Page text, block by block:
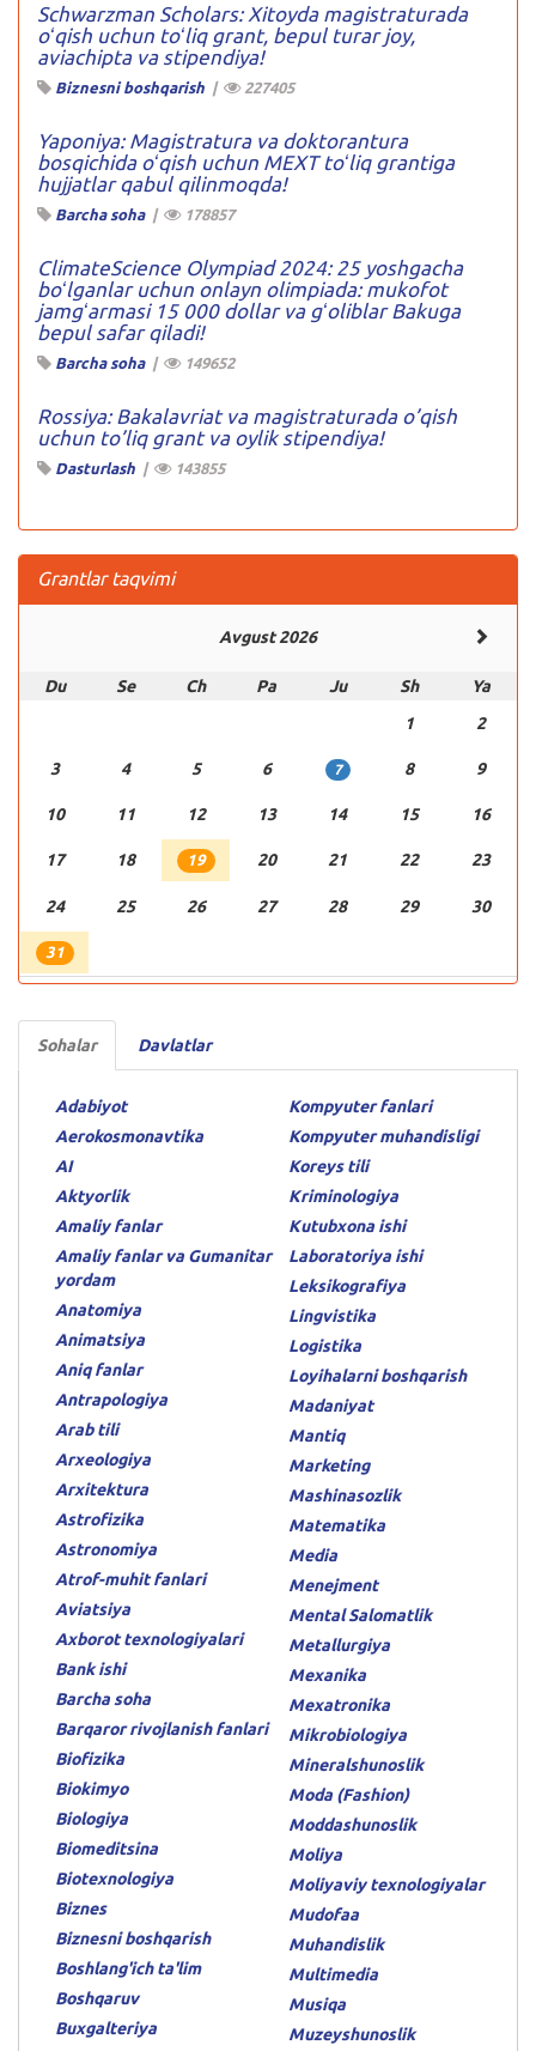
Schwarzman Scholars: Xitoyda magistraturada
oʻqish uchun toʻliq grant, bepul turar joy,
aviachipta va stipendiya!
Biznesni boshqarish | 227405
Yaponiya: Magistratura va doktorantura
bosqichida oʻqish uchun MEXT toʻliq grantiga
hujjatlar qabul qilinmoqda!
Barcha soha| 178857
ClimateScience Olympiad 2024: 25 yoshgacha
boʻlganlar uchun onlayn olimpiada: mukofot
jamgʻarmasi 15 000 dollar va gʻoliblar Bakuga
bepul safar qiladi!
Barcha soha| 149652
Rossiya: Bakalavriat va magistraturada o’qish
uchun to’liq grant va oylik stipendiya!
Dasturlash | 143855
Grantlar taqvimi
Avgust 2026
Du Se Ch Pa Ju Sh
Ya
1
2
3 4 5 6 7 8 9
10 11 12 13 14 15 16
17 18 19 20 21 22 23
24 25 26 27 28 29 30
31
Sohalar Davlatlar
Adabiyot
Aerokosmonavtika
AI
Aktyorlik
Amaliy fanlar
Amaliy fanlar va Gumanitar
yordam
Anatomiya
Animatsiya
Aniq fanlar
Antrapologiya
Arab tili
Arxeologiya
Arxitektura
Astrofizika
Astronomiya
Atrof-muhit fanlari
Aviatsiya
Axborot texnologiyalari
Bank ishi
Barcha soha
Barqaror rivojlanish fanlari
Biofizika
Biokimyo
Biologiya
Biomeditsina
Biotexnologiya
Biznes
Biznesni boshqarish
Boshlang'ich ta'lim
Boshqaruv
Buxgalteriya
Kompyuter fanlari
Kompyuter muhandisligi
Koreys tili
Kriminologiya
Kutubxona ishi
Laboratoriya ishi
Leksikografiya
Lingvistika
Logistika
Loyihalarni boshqarish
Madaniyat
Mantiq
Marketing
Mashinasozlik
Matematika
Media
Menejment
Mental Salomatlik
Metallurgiya
Mexanika
Mexatronika
Mikrobiologiya
Mineralshunoslik
Moda (Fashion)
Moddashunoslik
Moliya
Moliyaviy texnologiyalar
Mudofaa
Muhandislik
Multimedia
Musiqa
Muzeyshunoslik